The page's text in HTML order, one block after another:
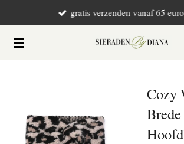
naar
gratis verzenden vanaf 65
Cozy